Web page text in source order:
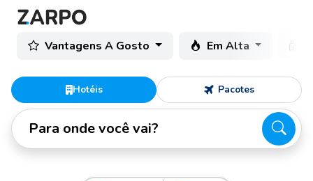
Vantagens A Gosto Em Alta
Hotéis Pacotes
Para onde você vai?